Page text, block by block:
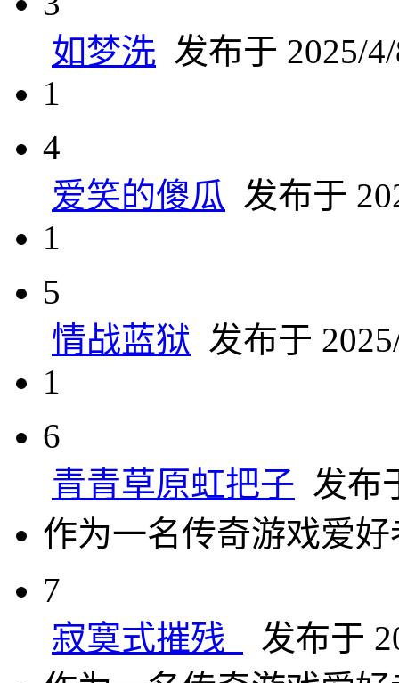
如梦洗 发布于 2025/
1
4
爱笑的傻瓜 发布于
1
5
情战蓝狱 发布于
1
6
青青草原虹把子 发布
作为一名传奇游戏爱
7
寂寞式摧残_
发布于